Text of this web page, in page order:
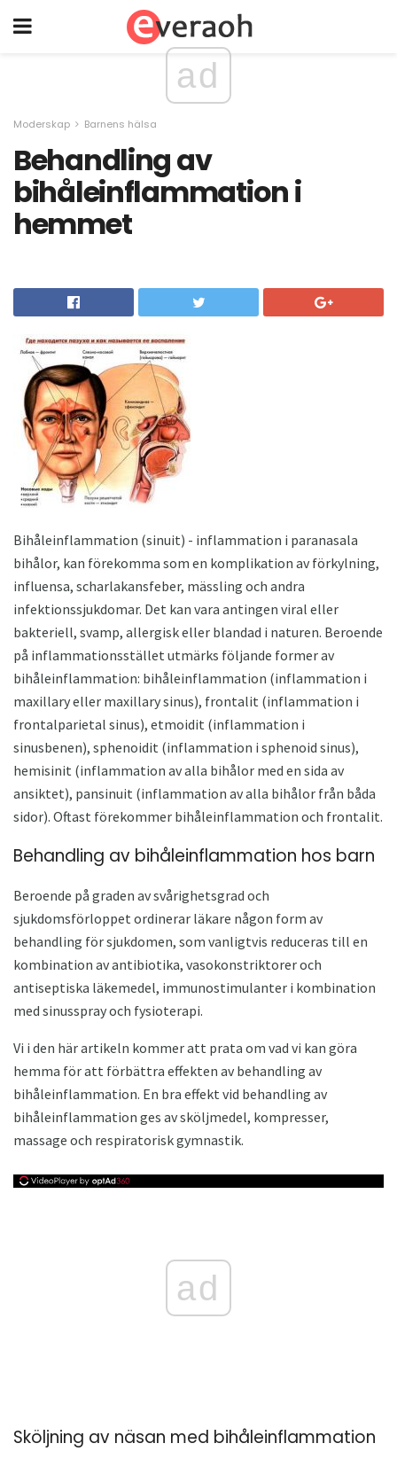
ad
Moderskap Barnens hälsa
Behandling av
bihåleinflammation i
hemmet
Bihåleinflammation (sinuit) - inflammation i paranasala
bihålor, kan förekomma som en komplikation av förkylning,
influensa, scharlakansfeber, mässling och andra
infektionssjukdomar. Det kan vara antingen viral eller
bakteriell, svamp, allergisk eller blandad i naturen. Beroende
på inflammationsstället utmärks följande former av
bihåleinflammation: bihåleinflammation (inflammation i
maxillary eller maxillary sinus), frontalit (inflammation i
frontalparietal sinus), etmoidit (inflammation i
sinusbenen), sphenoidit (inflammation i sphenoid sinus),
hemisinit (inflammation av alla bihålor med en sida av
ansiktet), pansinuit (inflammation av alla bihålor från båda
sidor). Oftast förekommer bihåleinflammation och frontalit.
Behandling av bihåleinflammation hos barn
Beroende på graden av svårighetsgrad och
sjukdomsförloppet ordinerar läkare någon form av
behandling för sjukdomen, som vanligtvis reduceras till en
kombination av antibiotika, vasokonstriktorer och
antiseptiska läkemedel, immunostimulanter i kombination
med sinusspray och fysioterapi.
Vi i den här artikeln kommer att prata om vad vi kan göra
hemma för att förbättra effekten av behandling av
bihåleinflammation. En bra effekt vid behandling av
bihåleinflammation ges av sköljmedel, kompresser,
massage och respiratorisk gymnastik.
ad
Sköljning av näsan med bihåleinflammation